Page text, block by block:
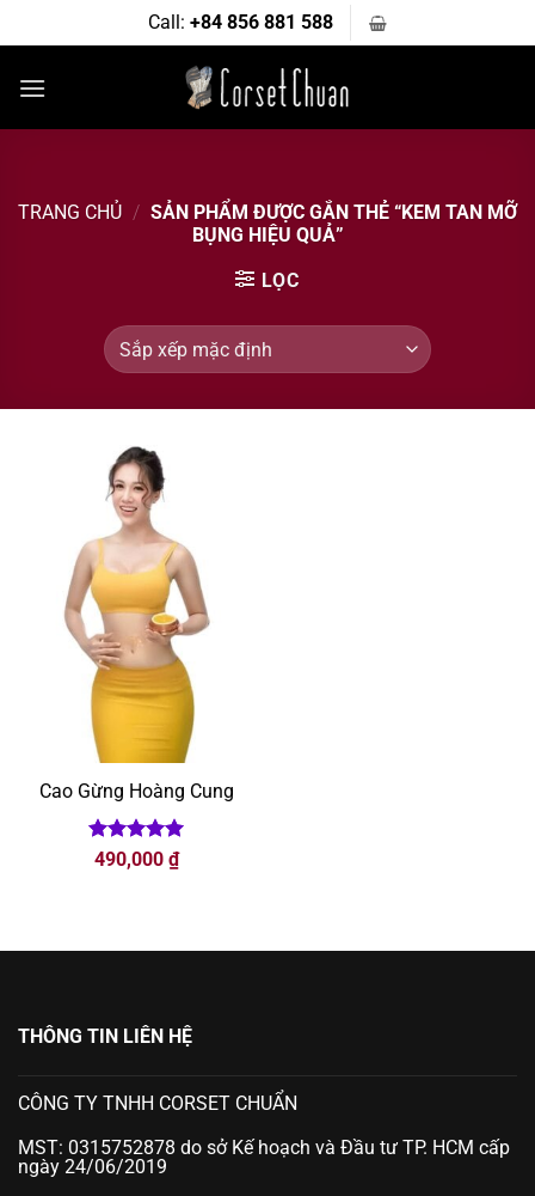
qua
dung
Call: +84 856 881 588
TRANG CHỦ / SẢN PHẨM ĐƯỢC GẮN THẺ “KEM TAN MỠ
BỤNG HIỆU QUẢ”
LỌC
Cao Gừng Hoàng Cung
Được xếp
hạng
490,000 ₫
THÔNG TIN LIÊN HỆ
CÔNG TY TNHH CORSET CHUẨN
MST: 0315752878 do sở Kế hoạch và Đầu tư TP. HCM cấp
ngày 24/06/2019